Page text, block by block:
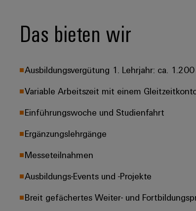
Das bieten wir
Ausbildungsvergütung 1. Lehrjahr: ca.
Variable Arbeitszeit mit einem
Einführungswoche und Studienfahrt
Ergänzungslehrgänge
Messeteilnahmen
Ausbildungs-Events und -Projekte
Breit gefächertes Weiter- und